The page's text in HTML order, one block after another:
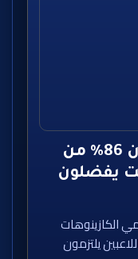
دراسة أوكرانية تكشف أن 86% من
يفضلون
الكازينوهات
يلتزمون